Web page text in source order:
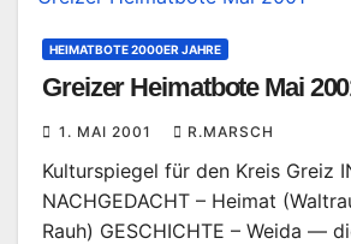
HEIMATBOTE 2000ER JAHRE
Greizer Heimatbote Mai
1. MAI 2001 R.MARSCH
Kulturspiegel für den Kreis Greiz
NACHGEDACHT – Heimat
Rauh) GESCHICHTE – Weida —